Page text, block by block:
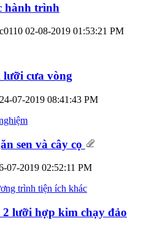
hành trình
02-08-2019 01:53:21 PM
cưa vòng
07-2019 08:41:43 PM
sen và cây cọ
07-2019 02:52:11 PM
trình tiện ích khác
lưỡi hợp kim chạy đảo